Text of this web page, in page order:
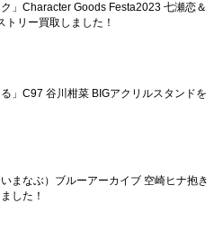
ク」Character Goods Festa2023 七瀬恋＆
トリー買取しました！
る」C97 谷川柑菜 BIGアクリルスタンドを
まなぶ）ブルーアーカイブ 空崎ヒナ抱き
した！